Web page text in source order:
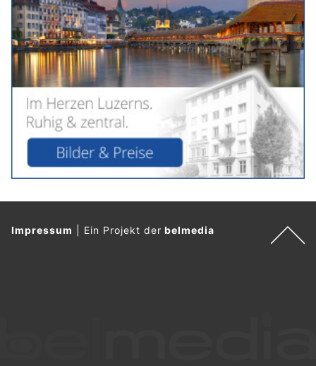
Impressum Ein Projekt derbelmedia